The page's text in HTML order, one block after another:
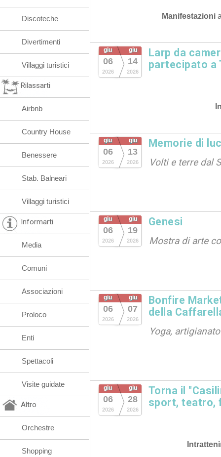
Manifestazioni
giu
06
2026
giu
14
2026
Larp da
partecipato a
giu
06
2026
giu
13
2026
Memorie di
Volti e terre dal
giu
06
2026
giu
19
2026
Genesi
Mostra di arte
giu
06
2026
giu
07
2026
Bonfire
della
Yoga,
giu
06
2026
giu
28
2026
Torna il
sport, teatro,
Discoteche
Divertimenti
Villaggi turistici
Rilassarti
Airbnb
Country House
Benessere
Stab. Balneari
Villaggi turistici
Informarti
Media
Comuni
Associazioni
Proloco
Enti
Spettacoli
Visite guidate
Altro
Orchestre
Shopping